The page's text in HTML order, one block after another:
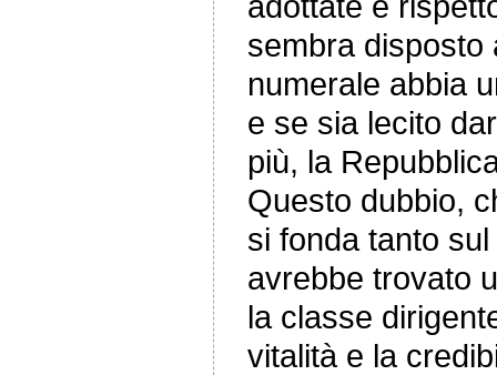
sembra disposto
numerale abbia
e se sia lecito
più, la
Questo dubbio,
si fonda tanto
avrebbe trovato
la classe
vitalità e la